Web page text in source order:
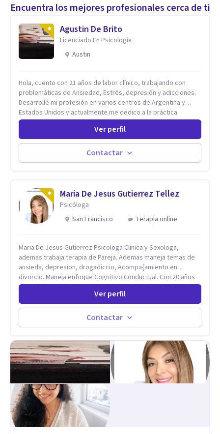
Encuentra los mejores profesionales cerca de ti
Agustin De Brito
Licenciado En Psicología
Austin
Hola, cuento con 21 años de labor clínico, trabajando con
problemáticas de Ansiedad, Estrés, depresión y adicciones.
Desarrollé mi profesión en varios centros de Argentina y
Estados Unidos y actualmente me dedico a la práctica
privada. Utilizo terapias cognitivas conductuales basadas en
evidencia científica con comprobados resultados. Los
objetivos terapéuticos están centrados en brindar
herramientas concretas para el cambio, que permitan
desarrollar nuevas habilidades y estrategias basadas en la
Ver perfil
Contactar
Maria De Jesus Gutierrez Tellez
Psicóloga
San Francisco
Terapia online
Maria De Jesus Gutierrez Psicologa Clinica y Sexologa,
ademas trabaja terapia de Pareja. Ademas maneja temas de
ansieda, depresion, drogadiccio, Acompa{amiento en
divorcio. Maneja enfoque Cognitivo Conductual. Con 20 años
de experiencia, constantemente capacitandose en las
diferntes areas de la Salud Mental.
Ver perfil
Contactar